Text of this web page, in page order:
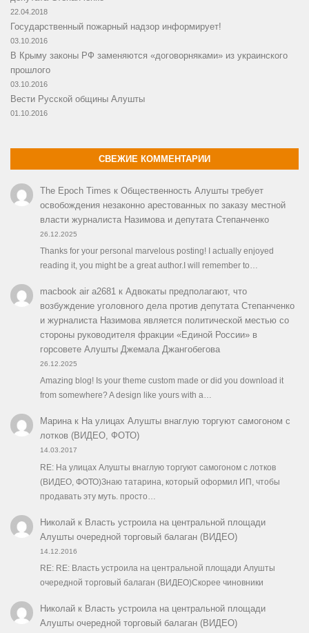
22.04.2018
Государственный пожарный надзор информирует!
03.10.2016
В Крыму законы РФ заменяются «договорняками» из украинского
прошлого
03.10.2016
Вести Русской общины Алушты
01.10.2016
СВЕЖИЕ КОММЕНТАРИИ
The Epoch Times к Общественность Алушты требует
освобождения незаконно арестованных по заказу местной
власти журналиста Назимова и депутата Степанченко
26.12.2025
Thanks for your personal marvelous posting! I actually enjoyed
reading it, you might be a great author.I will remember to…
macbook air a2681к Адвокаты предполагают, что
возбуждение уголовного дела против депутата Степанченко
и журналиста Назимова является политической местью со
стороны руководителя фракции «Единой России» в
горсовете Алушты Джемала Джангобегова
26.12.2025
Amazing blog! Is your theme custom made or did you download it
from somewhere? A design like yours with a…
Маринак На улицах Алушты внаглую торгуют самогоном с
лотков (ВИДЕО, ФОТО)
14.03.2017
RE: На улицах Алушты внаглую торгуют самогоном с лотков
(ВИДЕО, ФОТО)Знаю татарина, который оформил ИП, чтобы
продавать эту муть. просто…
Николайк Власть устроила на центральной площади
Алушты очередной торговый балаган (ВИДЕО)
14.12.2016
RE: RE: Власть устроила на центральной площади Алушты
очередной торговый балаган (ВИДЕО)Скорее чиновники
Николайк Власть устроила на центральной площади
Алушты очередной торговый балаган (ВИДЕО)